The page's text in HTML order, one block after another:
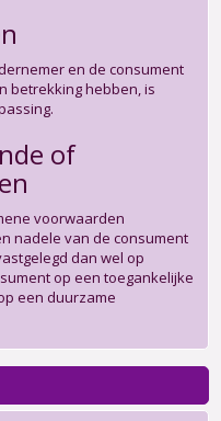
en de consument
betrekking hebben, is
of
voorwaarden
nadele van de consument
dan wel op
op een toegankelijke
een duurzame